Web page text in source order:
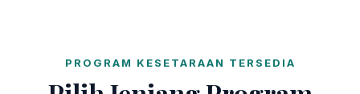
PROGRAM KESETARAAN TERSEDIA